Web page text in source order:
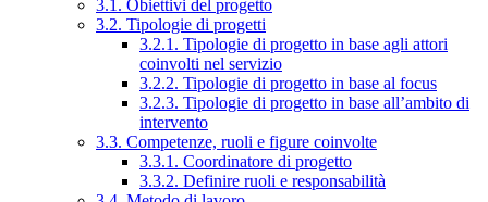
3.1. Obiettivi del progetto
3.2. Tipologie di progetti
3.2.1. Tipologie di progetto in base agli attori
coinvolti nel servizio
3.2.2. Tipologie di progetto in base al focus
3.2.3. Tipologie di progetto in base all’ambito di
intervento
3.3. Competenze, ruoli e figure coinvolte
3.3.1. Coordinatore di progetto
3.3.2. Definire ruoli e responsabilità